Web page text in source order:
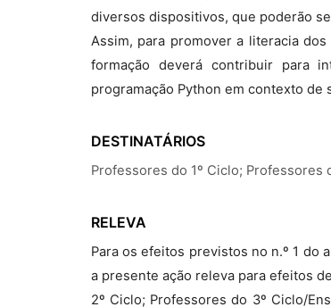
diversos dispositivos, que poderão
Assim, para promover a literacia
formação deverá contribuir para
programação Python em contexto
DESTINATÁRIOS
Professores do 1º Ciclo; Professores
RELEVA
Para os efeitos previstos no n.º 1 do
a presente ação releva para efeitos
2º Ciclo; Professores do 3º Ciclo/